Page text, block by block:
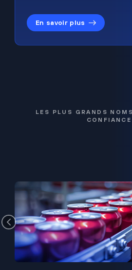
En savoir plus
LES PLUS GRANDS
CONFIANCE